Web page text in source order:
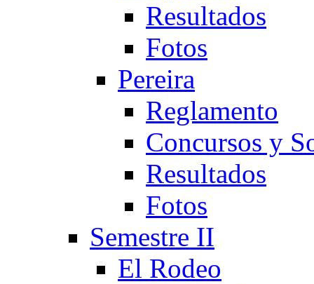
Resultados
Fotos
Pereira
Reglamento
Concursos y
Resultados
Fotos
Semestre II
El Rodeo